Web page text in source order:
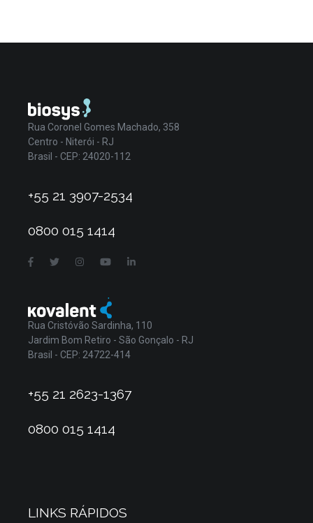
Rua Coronel Gomes Machado, 358
Centro - Niterói - RJ
Brasil - CEP: 24020-112
+55 21 3907-2534
0800 015 1414
Rua Cristóvão Sardinha, 110
Jardim Bom Retiro - São Gonçalo - RJ
Brasil - CEP: 24722-414
+55 21 2623-1367
0800 015 1414
LINKS RÁPIDOS